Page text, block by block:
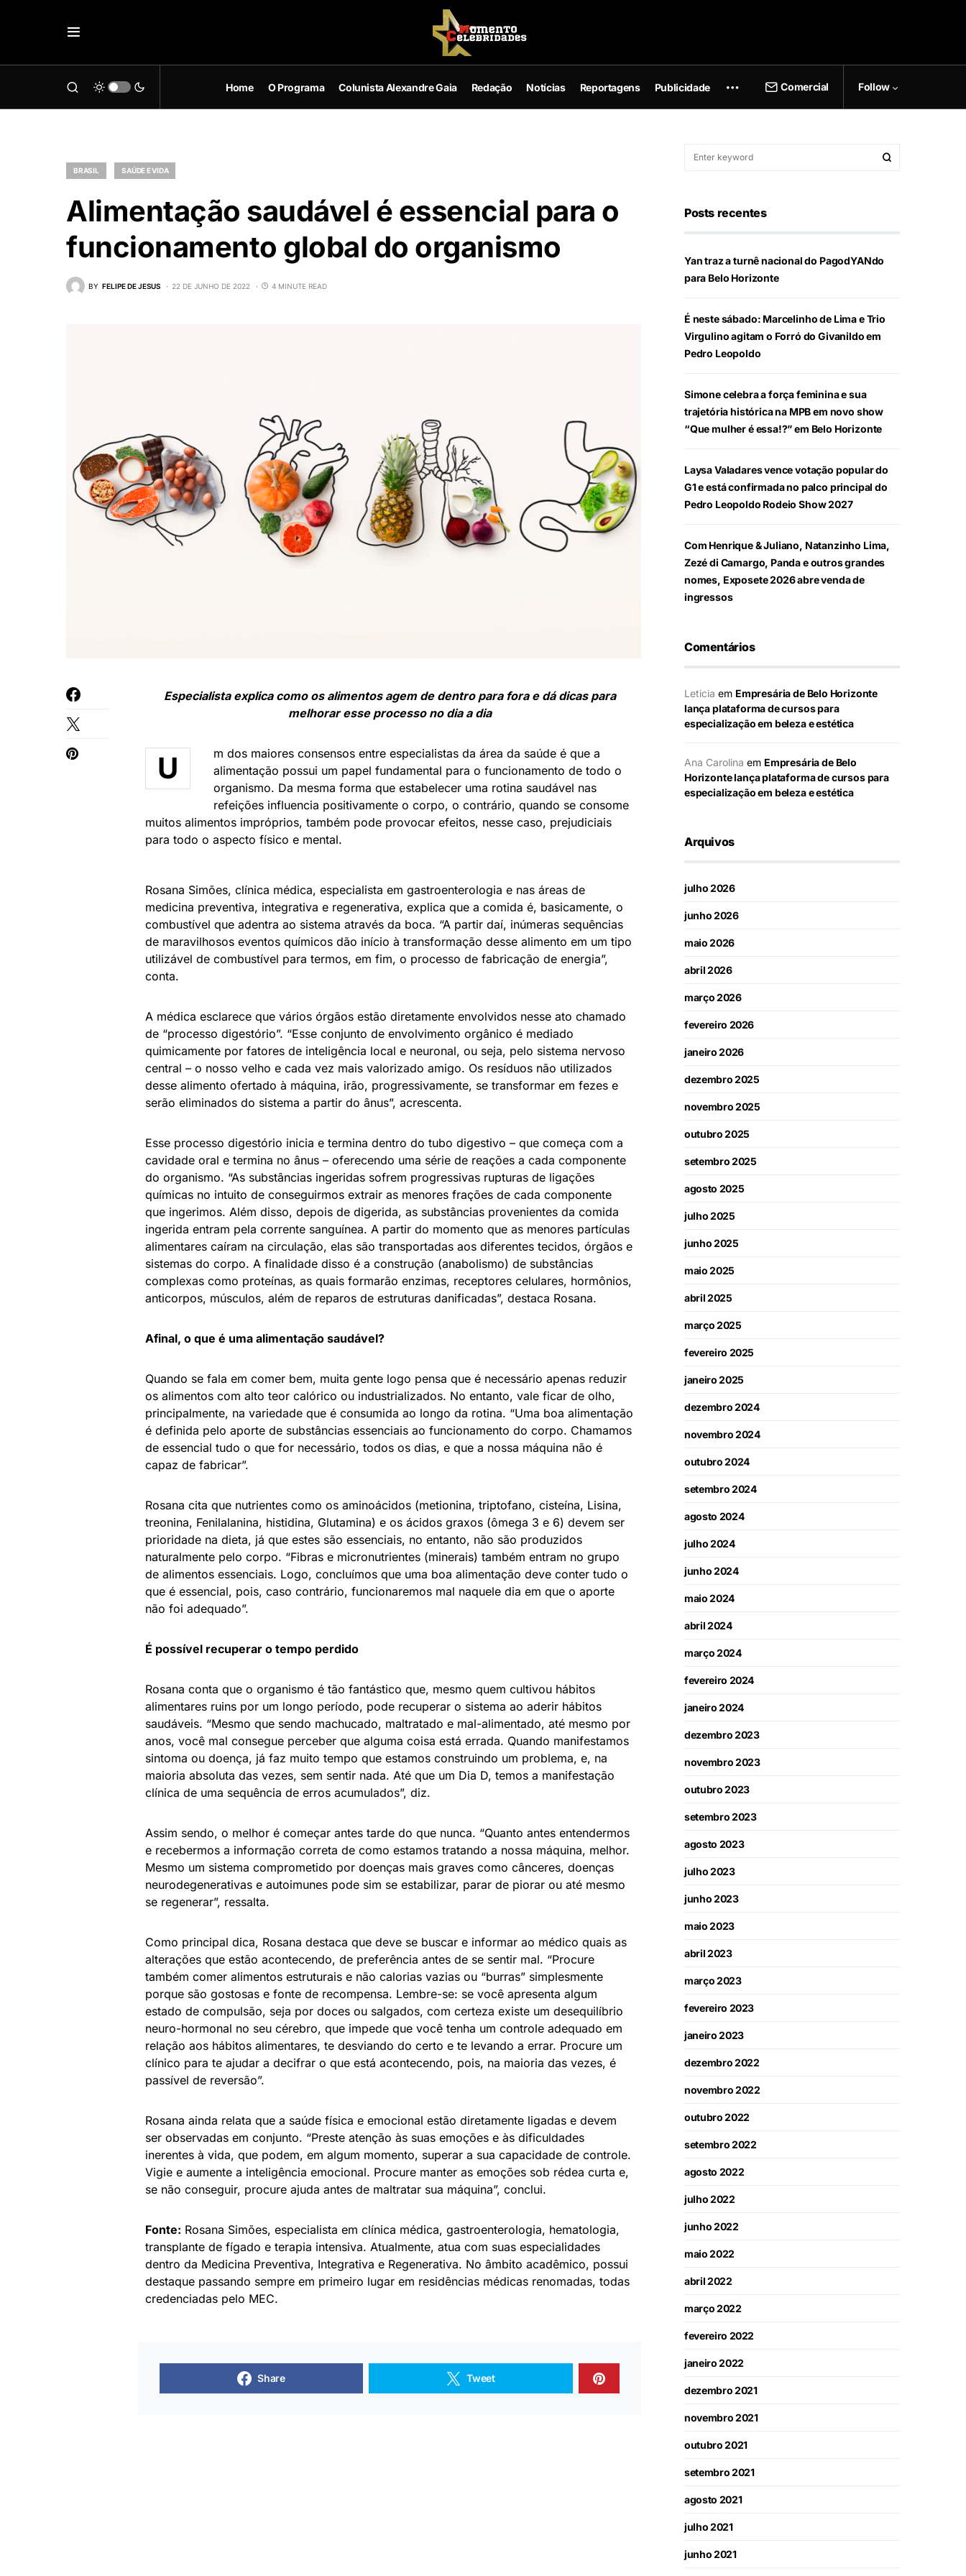
Home O Programa Colunista Alexandre Gaia Redação Notícias Reportagens Publicidade Comercial Follow
BRASIL SAÚDE E VIDA
Alimentação saudável é essencial para o
funcionamento global do organismo
BY FELIPE DE JESUS 22 DE JUNHO DE 2022 4 MINUTE READ
Especialista explica como os alimentos agem de dentro para fora e dá dicas para
melhorar esse processo no dia a dia
U
m dos maiores consensos entre especialistas da área da saúde é que a
alimentação possui um papel fundamental para o funcionamento de todo o
organismo. Da mesma forma que estabelecer uma rotina saudável nas
refeições influencia positivamente o corpo, o contrário, quando se consome
muitos alimentos impróprios, também pode provocar efeitos, nesse caso, prejudiciais
para todo o aspecto físico e mental.
Rosana Simões, clínica médica, especialista em gastroenterologia e nas áreas de
medicina preventiva, integrativa e regenerativa, explica que a comida é, basicamente, o
combustível que adentra ao sistema através da boca. “A partir daí, inúmeras sequências
de maravilhosos eventos químicos dão início à transformação desse alimento em um tipo
utilizável de combustível para termos, em fim, o processo de fabricação de energia”,
conta.
A médica esclarece que vários órgãos estão diretamente envolvidos nesse ato chamado
de “processo digestório”. “Esse conjunto de envolvimento orgânico é mediado
quimicamente por fatores de inteligência local e neuronal, ou seja, pelo sistema nervoso
central – o nosso velho e cada vez mais valorizado amigo. Os resíduos não utilizados
desse alimento ofertado à máquina, irão, progressivamente, se transformar em fezes e
serão eliminados do sistema a partir do ânus”, acrescenta.
Esse processo digestório inicia e termina dentro do tubo digestivo – que começa com a
cavidade oral e termina no ânus – oferecendo uma série de reações a cada componente
do organismo. “As substâncias ingeridas sofrem progressivas rupturas de ligações
químicas no intuito de conseguirmos extrair as menores frações de cada componente
que ingerimos. Além disso, depois de digerida, as substâncias provenientes da comida
ingerida entram pela corrente sanguínea. A partir do momento que as menores partículas
alimentares caíram na circulação, elas são transportadas aos diferentes tecidos, órgãos e
sistemas do corpo. A finalidade disso é a construção (anabolismo) de substâncias
complexas como proteínas, as quais formarão enzimas, receptores celulares, hormônios,
anticorpos, músculos, além de reparos de estruturas danificadas”, destaca Rosana.
Afinal, o que é uma alimentação saudável?
Quando se fala em comer bem, muita gente logo pensa que é necessário apenas reduzir
os alimentos com alto teor calórico ou industrializados. No entanto, vale ficar de olho,
principalmente, na variedade que é consumida ao longo da rotina. “Uma boa alimentação
é definida pelo aporte de substâncias essenciais ao funcionamento do corpo. Chamamos
de essencial tudo o que for necessário, todos os dias, e que a nossa máquina não é
capaz de fabricar”.
Rosana cita que nutrientes como os aminoácidos (metionina, triptofano, cisteína, Lisina,
treonina, Fenilalanina, histidina, Glutamina) e os ácidos graxos (ômega 3 e 6) devem ser
prioridade na dieta, já que estes são essenciais, no entanto, não são produzidos
naturalmente pelo corpo. “Fibras e micronutrientes (minerais) também entram no grupo
de alimentos essenciais. Logo, concluímos que uma boa alimentação deve conter tudo o
que é essencial, pois, caso contrário, funcionaremos mal naquele dia em que o aporte
não foi adequado”.
É possível recuperar o tempo perdido
Rosana conta que o organismo é tão fantástico que, mesmo quem cultivou hábitos
alimentares ruins por um longo período, pode recuperar o sistema ao aderir hábitos
saudáveis. “Mesmo que sendo machucado, maltratado e mal-alimentado, até mesmo por
anos, você mal consegue perceber que alguma coisa está errada. Quando manifestamos
sintoma ou doença, já faz muito tempo que estamos construindo um problema, e, na
maioria absoluta das vezes, sem sentir nada. Até que um Dia D, temos a manifestação
clínica de uma sequência de erros acumulados”, diz.
Assim sendo, o melhor é começar antes tarde do que nunca. “Quanto antes entendermos
e recebermos a informação correta de como estamos tratando a nossa máquina, melhor.
Mesmo um sistema comprometido por doenças mais graves como cânceres, doenças
neurodegenerativas e autoimunes pode sim se estabilizar, parar de piorar ou até mesmo
se regenerar”, ressalta.
Como principal dica, Rosana destaca que deve se buscar e informar ao médico quais as
alterações que estão acontecendo, de preferência antes de se sentir mal. “Procure
também comer alimentos estruturais e não calorias vazias ou “burras” simplesmente
porque são gostosas e fonte de recompensa. Lembre-se: se você apresenta algum
estado de compulsão, seja por doces ou salgados, com certeza existe um desequilíbrio
neuro-hormonal no seu cérebro, que impede que você tenha um controle adequado em
relação aos hábitos alimentares, te desviando do certo e te levando a errar. Procure um
clínico para te ajudar a decifrar o que está acontecendo, pois, na maioria das vezes, é
passível de reversão”.
Rosana ainda relata que a saúde física e emocional estão diretamente ligadas e devem
ser observadas em conjunto. “Preste atenção às suas emoções e às dificuldades
inerentes à vida, que podem, em algum momento, superar a sua capacidade de controle.
Vigie e aumente a inteligência emocional. Procure manter as emoções sob rédea curta e,
se não conseguir, procure ajuda antes de maltratar sua máquina”, conclui.
Fonte: Rosana Simões, especialista em clínica médica, gastroenterologia, hematologia,
transplante de fígado e terapia intensiva. Atualmente, atua com suas especialidades
dentro da Medicina Preventiva, Integrativa e Regenerativa. No âmbito acadêmico, possui
destaque passando sempre em primeiro lugar em residências médicas renomadas, todas
credenciadas pelo MEC.
Share Tweet
Posts recentes
Yan traz a turnê nacional do PagodYANdo
para Belo Horizonte
É neste sábado: Marcelinho de Lima e Trio
Virgulino agitam o Forró do Givanildo em
Pedro Leopoldo
Simone celebra a força feminina e sua
trajetória histórica na MPB em novo show
“Que mulher é essa!?” em Belo Horizonte
Laysa Valadares vence votação popular do
G1 e está confirmada no palco principal do
Pedro Leopoldo Rodeio Show 2027
Com Henrique & Juliano, Natanzinho Lima,
Zezé di Camargo, Panda e outros grandes
nomes, Exposete 2026 abre venda de
ingressos
Comentários
Leticia em Empresária de Belo Horizonte
lança plataforma de cursos para
especialização em beleza e estética
Ana Carolina em Empresária de Belo
Horizonte lança plataforma de cursos para
especialização em beleza e estética
Arquivos
julho 2026
junho 2026
maio 2026
abril 2026
março 2026
fevereiro 2026
janeiro 2026
dezembro 2025
novembro 2025
outubro 2025
setembro 2025
agosto 2025
julho 2025
junho 2025
maio 2025
abril 2025
março 2025
fevereiro 2025
janeiro 2025
dezembro 2024
novembro 2024
outubro 2024
setembro 2024
agosto 2024
julho 2024
junho 2024
maio 2024
abril 2024
março 2024
fevereiro 2024
janeiro 2024
dezembro 2023
novembro 2023
outubro 2023
setembro 2023
agosto 2023
julho 2023
junho 2023
maio 2023
abril 2023
março 2023
fevereiro 2023
janeiro 2023
dezembro 2022
novembro 2022
outubro 2022
setembro 2022
agosto 2022
julho 2022
junho 2022
maio 2022
abril 2022
março 2022
fevereiro 2022
janeiro 2022
dezembro 2021
novembro 2021
outubro 2021
setembro 2021
agosto 2021
julho 2021
junho 2021